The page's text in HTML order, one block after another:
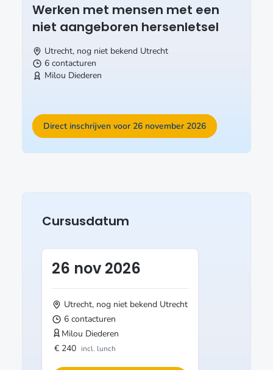
Werken met mensen met een
niet aangeboren hersenletsel
Utrecht, nog niet bekend Utrecht
6 contacturen
Milou Diederen
Direct inschrijven voor 26 november 2026
Cursusdatum
26 nov 2026
Utrecht, nog niet bekend Utrecht
6 contacturen
Milou Diederen
€ 240 incl. lunch